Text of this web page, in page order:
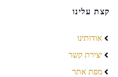
קצת עלינו
אודותינו
יצירת קשר
מפת אתר